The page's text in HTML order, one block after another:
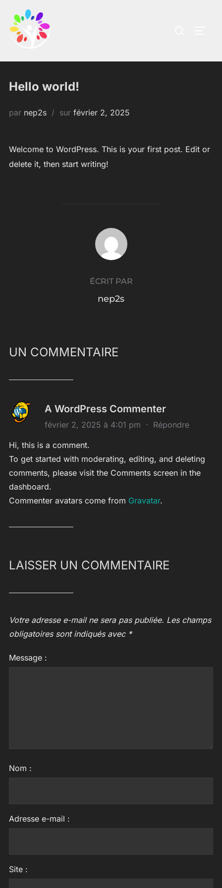
contenu
Hello world!
par nep2s sur Publié
février 2, 2025
Welcome to WordPress. This is your first post. Edit or
delete it, then start writing!
AUTEUR DE LA PUBLICATION
ÉCRIT PAR
nep2s
UN COMMENTAIRE
A WordPress Commenter
février 2, 2025 à 4:01 pm · Répondre
Hi, this is a comment.
To get started with moderating, editing, and deleting
comments, please visit the Comments screen in the
dashboard.
Commenter avatars come from Gravatar.
LAISSER UN COMMENTAIRE
Votre adresse e-mail ne sera pas publiée. Les champs
obligatoires sont indiqués avec *
Message :
Nom :
Adresse e-mail :
Site :